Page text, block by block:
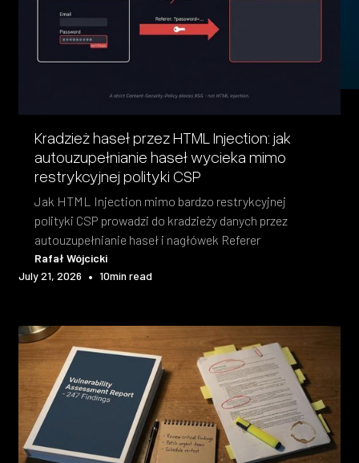
Kradzież haseł przez HTML Injection: jak
autouzupełnianie haseł wycieka mimo
restrykcyjnej polityki CSP
Jak HTML Injection mimo bardzo restrykcyjnej
polityki CSP prowadzi do kradzieży danych przez
autouzupełnianie haseł i nagłówek Referer
Rafał Wójcicki
July 21, 2026 • 10min read